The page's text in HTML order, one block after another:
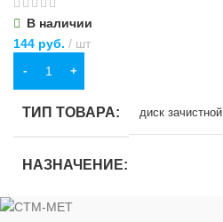
В наличии
144 руб. шт
В КОРЗИНУ
ТИП ТОВАРА диск зачистной
НАЗНАЧЕНИЕ
для строительства